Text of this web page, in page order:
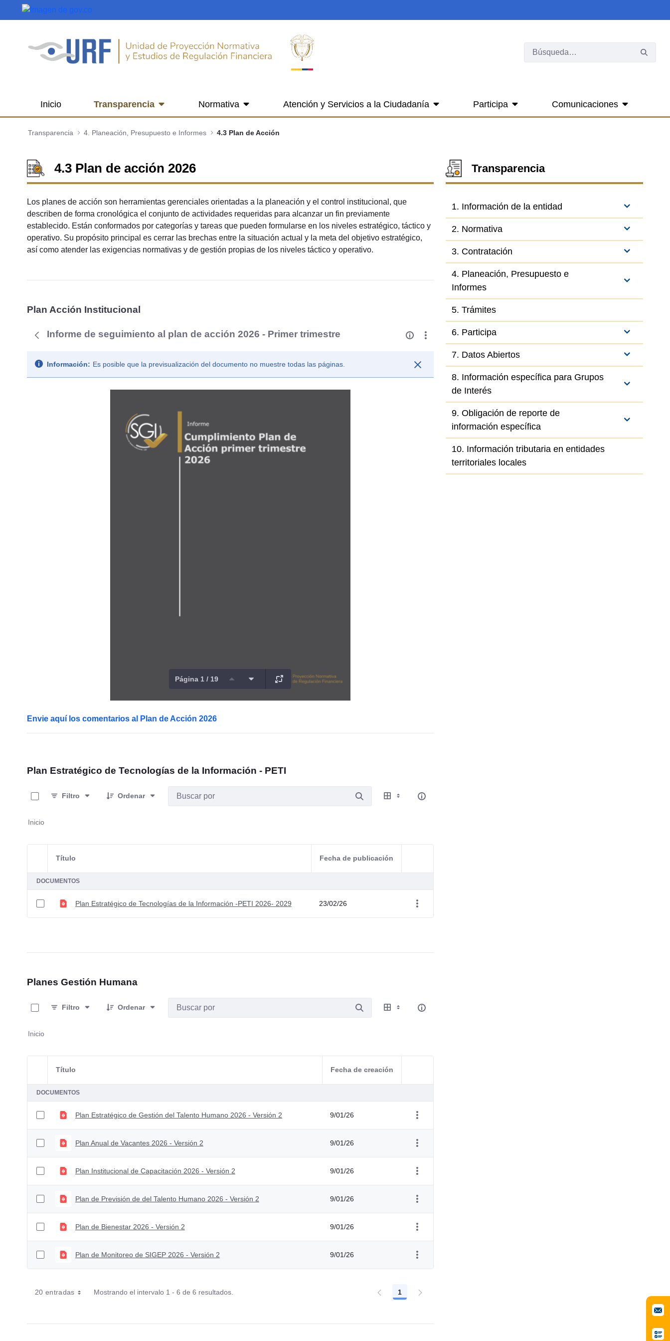
Saltar al contenido principal
Inicio Transparencia Normativa Atención y Servicios a la Ciudadanía Participa Comunicaciones
Transparencia 4. Planeación, Presupuesto e Informes 4.3 Plan de Acción
4.3 Plan de acción 2026
Los planes de acción son herramientas gerenciales orientadas a la planeación y el control institucional, que
describen de forma cronológica el conjunto de actividades requeridas para alcanzar un fin previamente
establecido. Están conformados por categorías y tareas que pueden formularse en los niveles estratégico, táctico y
operativo. Su propósito principal es cerrar las brechas entre la situación actual y la meta del objetivo estratégico,
así como atender las exigencias normativas y de gestión propias de los niveles táctico y operativo.
Plan Acción Institucional
Informe de seguimiento al plan de acción 2026 - Primer trimestre
Información: Es posible que la previsualización del documento no muestre todas las páginas.
Página 1 / 19
Envie aquí los comentarios al Plan de Acción 2026
Plan Estratégico de Tecnologías de la Información - PETI
Filtro
Ordenar
Inicio
Selección del elemento
Título Fecha de publicación
DOCUMENTOS
Plan Estratégico de Tecnologías de la Información -PETI 2026- 2029 23/02/26
Planes Gestión Humana
Filtro
Ordenar
Inicio
Selección del elemento
Título Fecha de creación
DOCUMENTOS
Plan Estratégico de Gestión del Talento Humano 2026 - Versión 2 9/01/26
Plan Anual de Vacantes 2026 - Versión 2 9/01/26
Plan Institucional de Capacitación 2026 - Versión 2 9/01/26
Plan de Previsión de del Talento Humano 2026 - Versión 2 9/01/26
Plan de Bienestar 2026 - Versión 2 9/01/26
Plan de Monitoreo de SIGEP 2026 - Versión 2 9/01/26
20 entradas Mostrando el intervalo 1 - 6 de 6 resultados. Página
1
Transparencia
1. Información de la entidad
2. Normativa
3. Contratación
4. Planeación, Presupuesto e
Informes
5. Trámites
6. Participa
7. Datos Abiertos
8. Información específica para Grupos
de Interés
9. Obligación de reporte de
información específica
10. Información tributaria en entidades
territoriales locales